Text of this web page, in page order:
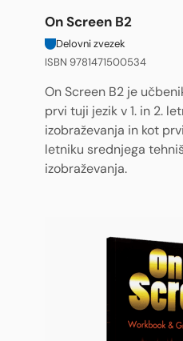
On Screen B2
Delovni zvezek
ISBN 9781471500534
On Screen B2 je
prvi tuji jezik v 1. in 2.
izobraževanja in kot
letniku srednjega
izobraževanja.